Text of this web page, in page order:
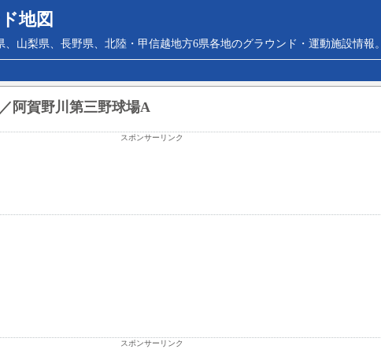
地図
山梨県、長野県、北陸・甲信越地方6県各地のグラウンド・運動施設情報。
阿賀野川第三野球場A
スポンサーリンク
スポンサーリンク